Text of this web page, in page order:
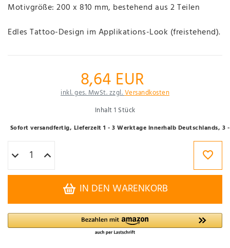
Motivgröße: 200 x 810 mm, bestehend aus 2 Teilen
Edles Tattoo-Design im Applikations-Look (freistehend).
8,64 EUR
inkl. ges. MwSt. zzgl.Versandkosten
Inhalt1 Stück
Sofort versandfertig, Lieferzeit 1 - 3 Werktage innerhalb Deutschlands, 3
IN DEN WARENKORB